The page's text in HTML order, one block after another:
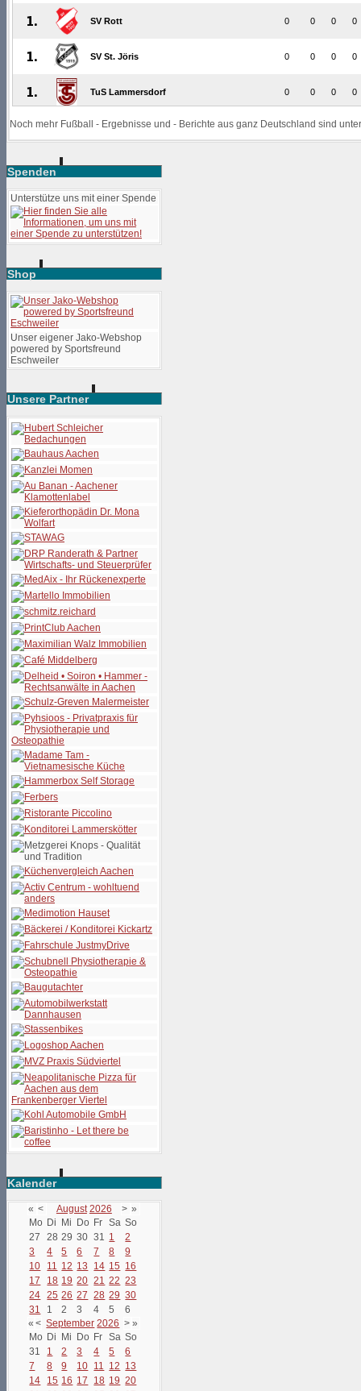
Noch mehr Fußball - Ergebnisse und - Berichte aus ganz Deutschland sind
Spenden
Unterstütze uns mit einer Spende
Shop
Unser eigener Jako-Webshop
powered by Sportsfreund
Eschweiler
Unsere Partner
Kalender
« < August 2026 > »
Mo Di Mi Do Fr Sa So
27
28 29 30 31 1
2
3
4 5 6 7 8
9
10
11 12 13 14 15 16
17
18 19 20 21 22 23
24 25 26 27 28 29 30
31
1 2 3 4 5
6
« < September 2026 > »
Mo Di Mi Do Fr Sa So
31
1 2 3 4 5
6
7
8 9 10 11 12 13
14
15 16 17 18 19 20